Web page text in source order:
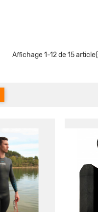
Affichage 1-12 de 15